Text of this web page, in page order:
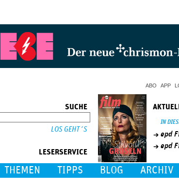
ABO APP
SUCHE
LESERSERVICE
IN
epd
epd
THEMEN TIPPS BLOG ARCHIV